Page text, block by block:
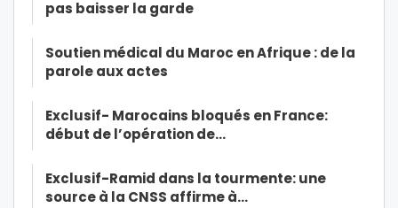
pas baisser la garde
Soutien médical du Maroc en Afrique : de la
parole aux actes
Exclusif- Marocains bloqués en France:
début de l’opération de…
Exclusif-Ramid dans la tourmente: une
source à la CNSS affirme à…